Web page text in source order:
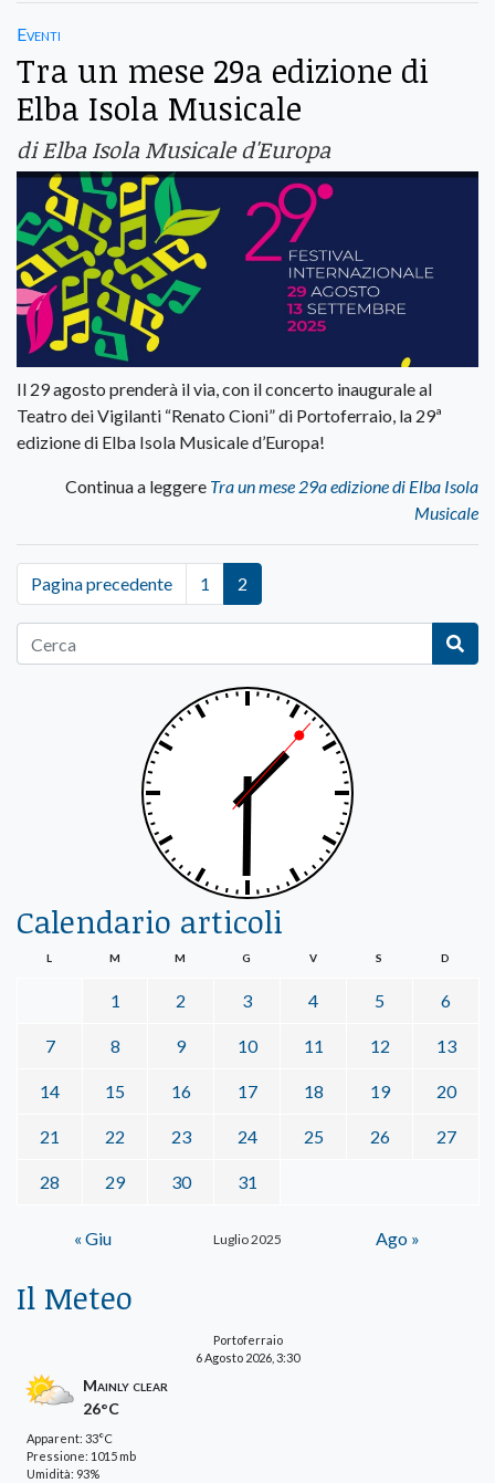
Eventi
Tra un mese 29a edizione di
Elba Isola Musicale
di Elba Isola Musicale d'Europa
Il 29 agosto prenderà il via, con il concerto inaugurale al
Teatro dei Vigilanti “Renato Cioni” di Portoferraio, la 29ª
edizione di Elba Isola Musicale d’Europa!
Continua a leggere Tra un mese 29a edizione di Elba Isola
Musicale
Pagina precedente 1 2
Calendario articoli
Luglio 2025
L M M G V S D
1 2 3 4 5 6
7 8 9 10 11 12 13
14 15 16 17 18 19 20
21 22 23 24 25 26 27
28 29 30 31
« Giu Ago »
Il Meteo
Portoferraio
6 Agosto 2026, 3:30
Mainly clear
26°C
Apparent: 33°C
Pressione: 1015 mb
Umidità: 93%